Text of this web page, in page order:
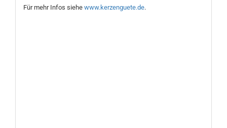
Für mehr Infos siehe www.kerzenguete.de.